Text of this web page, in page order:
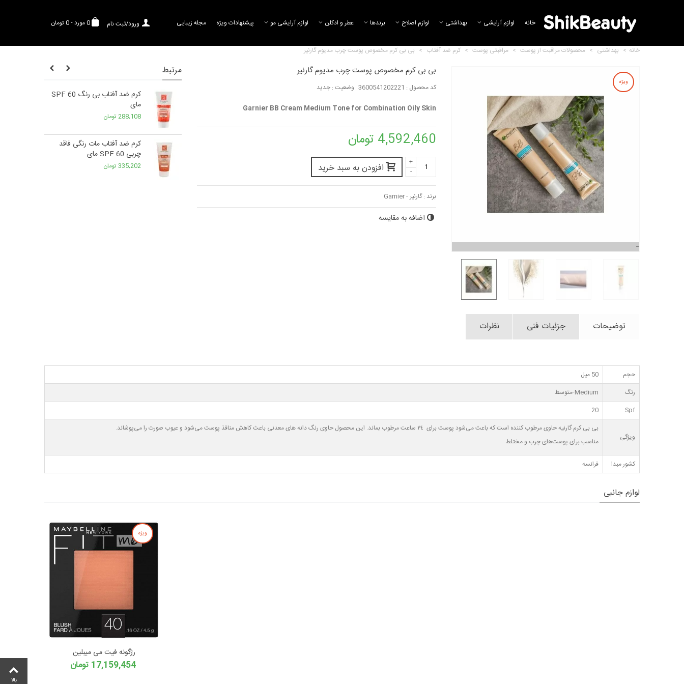
0مورد-0 تومان ورود/ثبت نام خانه لوازم آرایشی بهداشتی لوازم اصلاح برند‌ها عطر و ادکلن لوازم آرایشی مو پیشنهادات ویژه مجله زیبایی
خانه > بهداشتی > محصولات مراقبت از پوست > مراقبتی پوست > کرم ضد آفتاب > بی بی کرم مخصوص پوست چرب مدیوم گارنیر
ویژه
بی بی کرم مخصوص پوست چرب مدیوم گارنیر
کد محصول : 3600541202221 وضعیت : جدید
Garnier BB Cream Medium Tone for Combination Oily Skin
4,592,460 تومان
-
+ افزودن به سبد خرید
برند :گارنیر - Garnier
اضافه به مقایسه
مرتبط
کرم ضد آفتاب بی رنگ SPF 60
مای
288,108 تومان
کرم ضد آفتاب مات رنگی فاقد
چربی SPF 60 مای
335,202 تومان
315,811 تومان
سی سی کرم ضد قرمزی مجیک
لورال
بی بی کرم مجیک لورال
9,711,802 تومان
سی سی کرم Spf 30 سوپر دیفنس
کلینیک
24,309,105 تومان
سی سی کرم دیور Diorsnow
Brightening CC Fluid
13,884,388 تومان
توضیحات جزئیات فنی نظرات
حجم
50 میل
رنگ
Medium-متوسط
Spf
20
ویژگی
بی بی کرم گارنیه حاوی مرطوب کننده است که باعث می‌شود پوست برای ٢٤ ساعت مرطوب بماند. این محصول حاوی رنگ دانه های معدنی باعث کاهش منافذ پوست می‌شود و عیوب صورت را می‌پوشاند.
مناسب برای پوست‌های چرب و مختلط
کشور مبدا فرانسه
لوازم جانبی
ویژه
رژگونه فیت می میبلین
17,159,454 تومان
بالا